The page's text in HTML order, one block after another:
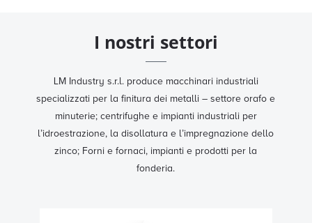
I nostri settori
LM Industry s.r.l. produce macchinari industriali
specializzati per la finitura dei metalli – settore orafo e
minuterie; centrifughe e impianti industriali per
l’idroestrazione, la disollatura e l’impregnazione dello
zinco; Forni e fornaci, impianti e prodotti per la
fonderia.